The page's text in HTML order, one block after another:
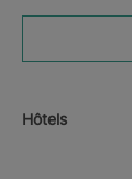
Hôtels